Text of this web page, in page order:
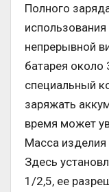
Полного
непрерывной
батарея около
специальный
заряжать
время может
Масса изделия
Здесь
1/2,5, ее